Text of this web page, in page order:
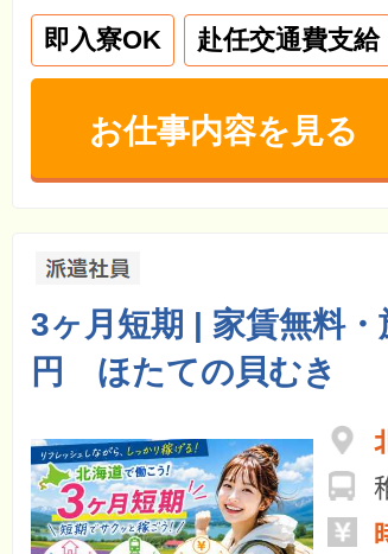
即入寮OK 赴任交通費支給
お仕事内容を見る
3ヶ月短期 | 家賃無料
円 ほたての貝むき